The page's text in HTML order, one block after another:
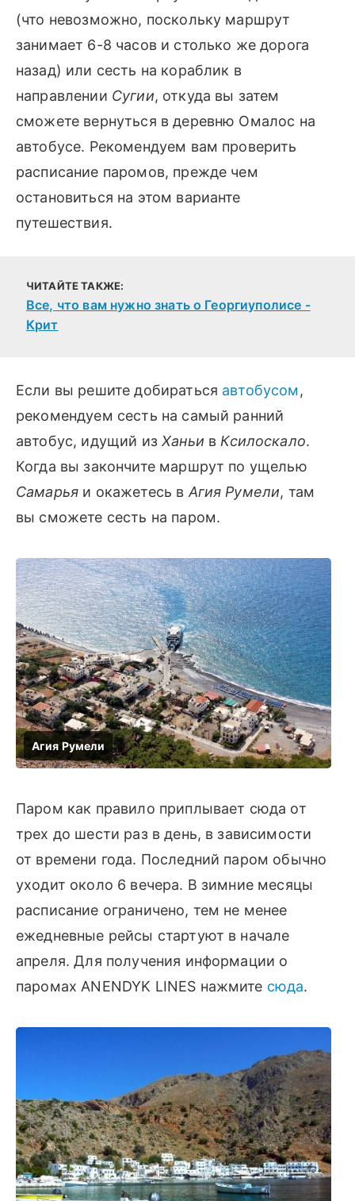
(что невозможно, поскольку маршрут
занимает 6-8 часов и столько же дорога
назад) или сесть на кораблик в
направлении Сугии, откуда вы затем
сможете вернуться в деревню Омалос на
автобусе. Рекомендуем вам проверить
расписание паромов, прежде чем
остановиться на этом варианте
путешествия.
ЧИТАЙТЕ ТАКЖЕ:
Все, что вам нужно знать о Георгиуполисе -
Крит
Если вы решите добираться автобусом,
рекомендуем сесть на самый ранний
автобус, идущий из Ханьи в Ксилоскало.
Когда вы закончите маршрут по ущелью
Самарья и окажетесь в Агия Румели, там
вы сможете сесть на паром.
Паром как правило приплывает сюда от
трех до шести раз в день, в зависимости
от времени года. Последний паром обычно
уходит около 6 вечера. В зимние месяцы
расписание ограничено, тем не менее
ежедневные рейсы стартуют в начале
апреля. Для получения информации о
паромах ANENDYK LINES нажмите сюда.